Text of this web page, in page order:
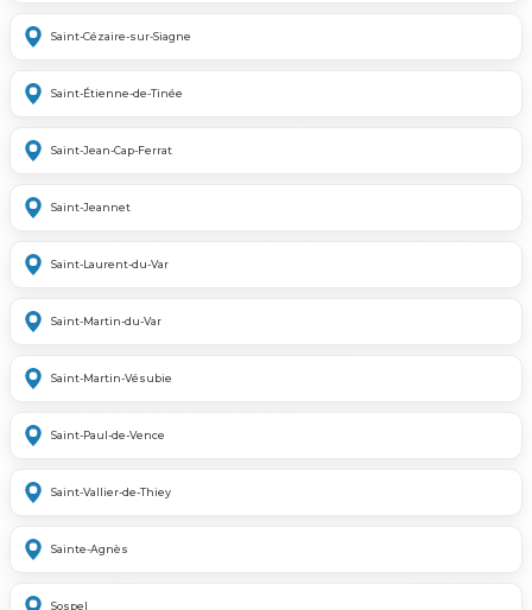
Saint-Cézaire-sur-Siagne
Saint-Étienne-de-Tinée
Saint-Jean-Cap-Ferrat
Saint-Jeannet
Saint-Laurent-du-Var
Saint-Martin-du-Var
Saint-Martin-Vésubie
Saint-Paul-de-Vence
Saint-Vallier-de-Thiey
Sainte-Agnès
Sospel